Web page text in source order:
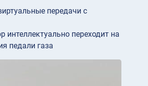
передачи с
интеллектуально переходит на
педали газа